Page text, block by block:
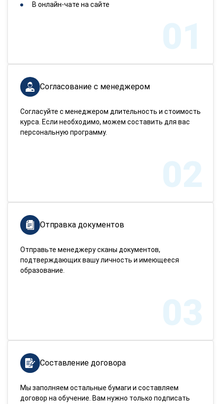
В онлайн-чате на сайте
01
Согласование с менеджером
Согласуйте с менеджером длительность и стоимость
курса. Если необходимо, можем составить для вас
персональную программу.
02
Отправка документов
Отправьте менеджеру сканы документов,
подтверждающих вашу личность и имеющееся
образование.
03
Составление договора
Мы заполняем остальные бумаги и составляем
договор на обучение. Вам нужно только подписать